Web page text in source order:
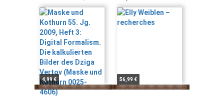
Digital
Formalism. Die
kalkulierten
Bilder des Dziga
Vertov (Maske
und Kothurn
0025-4606)
Barbara Wurm, Vera
Kropf
4,99 € 56,99 €